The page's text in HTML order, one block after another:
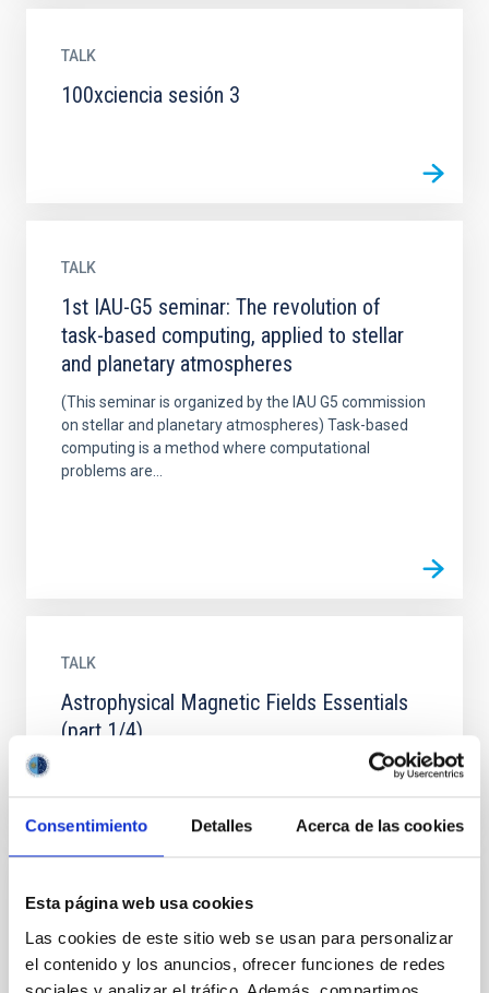
Consentimiento Detalles Acerca de las cookies
Esta página web usa cookies
Las cookies de este sitio web se usan para personalizar
el contenido y los anuncios, ofrecer funciones de redes
TALK
100xciencia sesión 3
TALK
1st IAU-G5 seminar: The revolution of
task-based computing, applied to stellar
and planetary atmospheres
(This seminar is organized by the IAU G5 commission
on stellar and planetary atmospheres) Task-based
computing is a method where computational
problems are...
TALK
Astrophysical Magnetic Fields Essentials
(part 1/4)
TALK
Astrophysical Magnetic Fields Essentials
(part 2/4)